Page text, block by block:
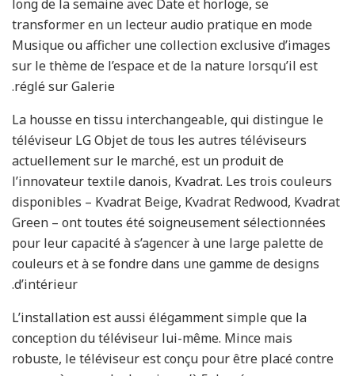
long de la semaine avec Date et horloge, se
transformer en un lecteur audio pratique en mode
Musique ou afficher une collection exclusive d’images
sur le thème de l’espace et de la nature lorsqu’il est
réglé sur Galerie.
La housse en tissu interchangeable, qui distingue le
téléviseur LG Objet de tous les autres téléviseurs
actuellement sur le marché, est un produit de
l’innovateur textile danois, Kvadrat. Les trois couleurs
disponibles – Kvadrat Beige, Kvadrat Redwood, Kvadrat
Green – ont toutes été soigneusement sélectionnées
pour leur capacité à s’agencer à une large palette de
couleurs et à se fondre dans une gamme de designs
d’intérieur.
L’installation est aussi élégamment simple que la
conception du téléviseur lui-même. Mince mais
robuste, le téléviseur est conçu pour être placé contre